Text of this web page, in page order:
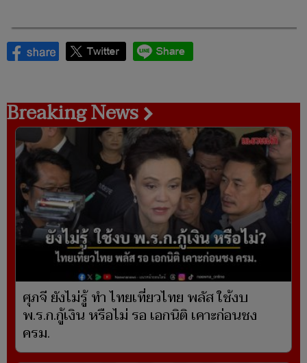
Breaking News
ศุภจี ยังไม่รู้ ทำ ไทยเที่ยวไทย พลัส ใช้งบ
พ.ร.ก.กู้เงิน หรือไม่ รอ เอกนิติ เคาะก่อนชง
ครม.